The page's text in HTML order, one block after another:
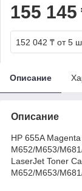
155 145
152 042 ₸ от 5
Описание
Описание
HP 655A
M652/M653/
LaserJet Toner
M652/M653/